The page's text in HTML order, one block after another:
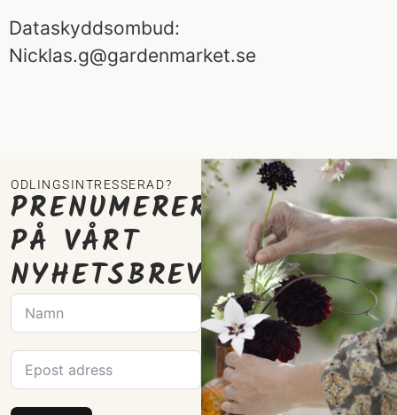
Dataskyddsombud:
Nicklas.g@gardenmarket.se
ODLINGSINTRESSERAD?
PRENUMERERA
PÅ VÅRT
NYHETSBREV